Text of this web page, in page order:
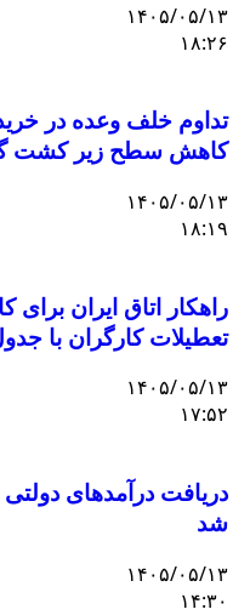
۱۴۰۵/۰۵/۱۳
۱۸:۲۶
تداوم خلف وعده در
کاهش سطح زیر کشت
۱۴۰۵/۰۵/۱۳
۱۸:۱۹
راهکار اتاق ایران
تعطیلات کارگران با
۱۴۰۵/۰۵/۱۳
۱۷:۵۲
دریافت درآمدهای
شد
۱۴۰۵/۰۵/۱۳
۱۴:۳۰